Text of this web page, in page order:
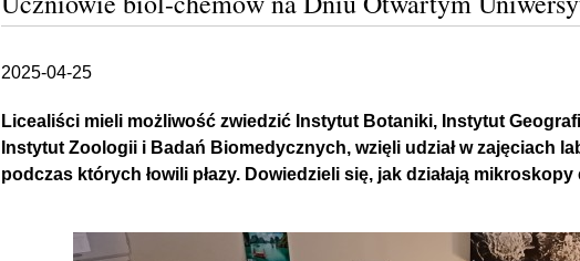
2025-04-25
Licealiści mieli możliwość zwiedzić Instytut Botaniki, Instytut
Instytut Zoologii i Badań Biomedycznych, wzięli udział w zajęciach
podczas których łowili płazy. Dowiedzieli się, jak działają